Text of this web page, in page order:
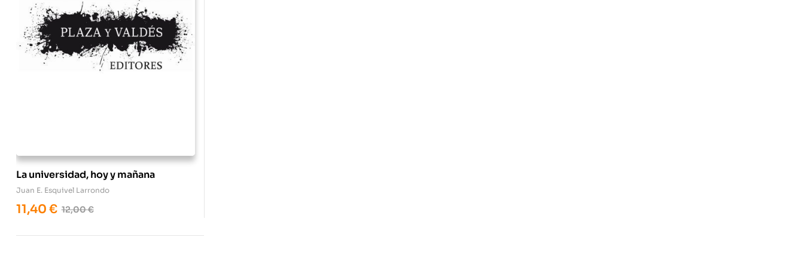
La universidad, hoy y mañana
Juan E. Esquivel Larrondo
12,00€
11,40 €